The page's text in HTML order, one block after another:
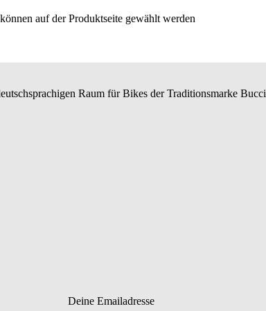
auf der Produktseite gewählt werden
Raum für Bikes der Traditionsmarke
Deine Emailadresse